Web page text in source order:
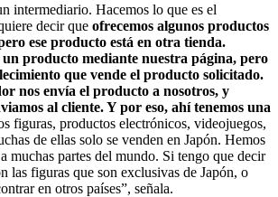
intermediario. Hacemos lo que es el
decir que ofrecemos algunos productos
ese producto está en otra tienda.
producto mediante nuestra página, pero
que vende el producto solicitado.
nos envía el producto a nosotros, y
al cliente. Y por eso, ahí tenemos una
figuras, productos electrónicos, videojuegos,
de ellas solo se venden en Japón. Hemos
muchas partes del mundo. Si tengo que decir
las figuras que son exclusivas de Japón, o
en otros países”, señala.